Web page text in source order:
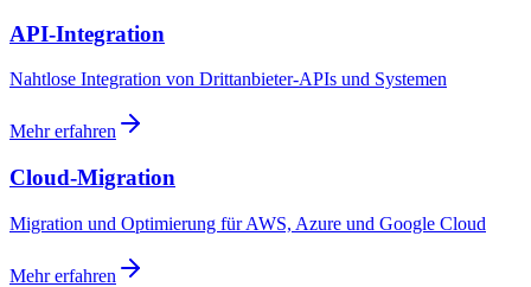
API-Integration
Nahtlose Integration von Drittanbieter-APIs und Systemen
Mehr erfahren
Cloud-Migration
Migration und Optimierung für AWS, Azure und Google Cloud
Mehr erfahren